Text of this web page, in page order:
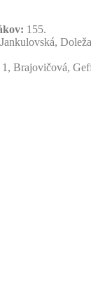
155.
Brajovičová,